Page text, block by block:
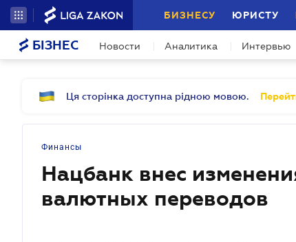
БИЗНЕСУ ЮРИСТУ
БІЗНЕС Новости Аналитика Интервью
Ця сторінка доступна рідною мовою.
Финансы
Нацбанк внес
валютных переводов